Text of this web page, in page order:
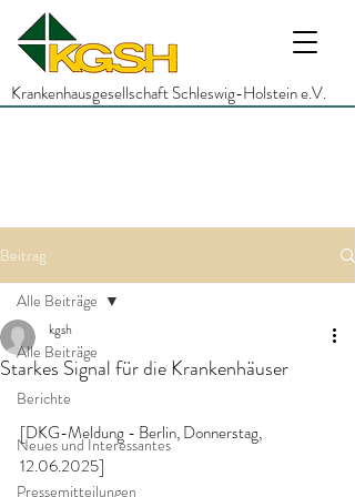
Krankenhausgesellschaft Schleswig-Holstein e.V.
Beitrag
Alle Beiträge
Berichte
Neues und Interessantes
Pressemitteilungen
Alle Beiträge
Starkes Signal für die Krankenhäuser
kgsh
[DKG-Meldung - Berlin, Donnerstag,
12.06.2025]